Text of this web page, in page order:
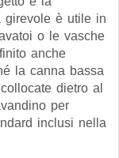
girevole è utile in
o le vasche
anche
la canna bassa
dietro al
per
inclusi nella